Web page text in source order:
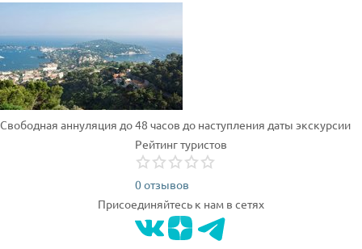
Свободная аннуляция до 48 часов до наступления даты экскурсии
Рейтинг туристов
0 отзывов
Присоединяйтесь к нам в сетях